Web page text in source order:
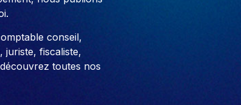
conseil,
juriste, fiscaliste,
toutes nos